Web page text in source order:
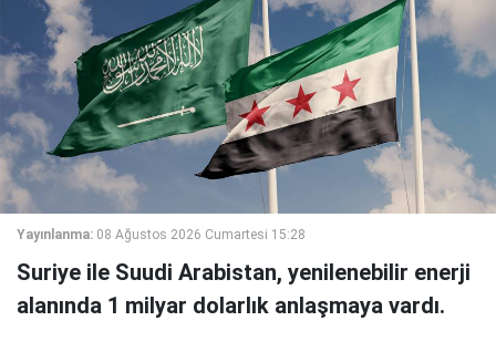
Yayınlanma: 08 Ağustos 2026 Cumartesi 15:28
Suriye ile Suudi Arabistan, yenilenebilir enerji
alanında 1 milyar dolarlık anlaşmaya vardı.